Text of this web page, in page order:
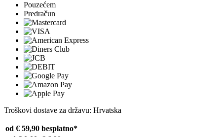
Pouzećem
Predračun
Troškovi dostave za državu: Hrvatska
od € 59,90 besplatno*